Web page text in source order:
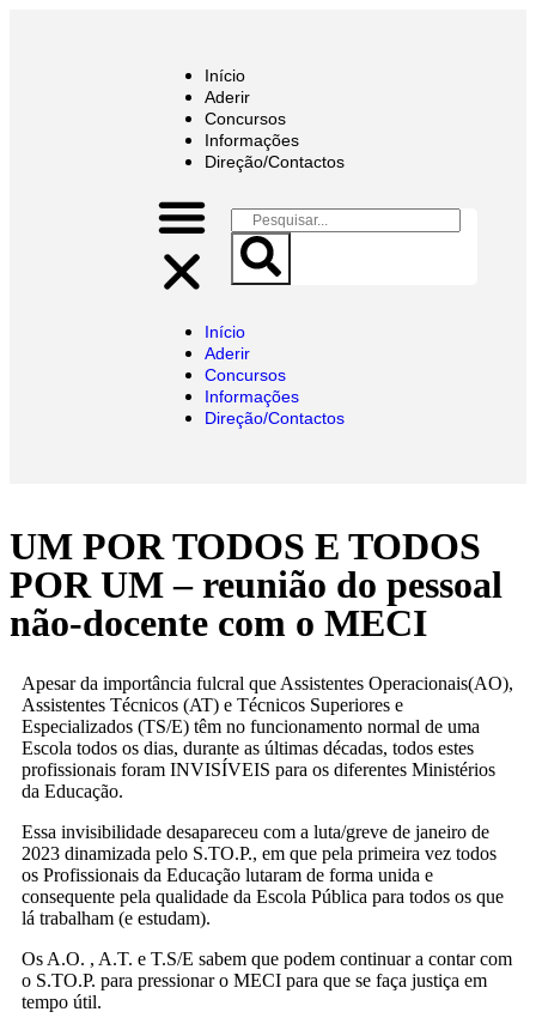
Início
Aderir
Concursos
Informações
Direção/Contactos
Início
Aderir
Concursos
Informações
Direção/Contactos
UM POR TODOS E TODOS
POR UM – reunião do pessoal
não-docente com o MECI
Apesar da importância fulcral que Assistentes Operacionais(AO),
Assistentes Técnicos (AT) e Técnicos Superiores e
Especializados (TS/E) têm no funcionamento normal de uma
Escola todos os dias, durante as últimas décadas, todos estes
profissionais foram INVISÍVEIS para os diferentes Ministérios
da Educação.
Essa invisibilidade desapareceu com a luta/greve de janeiro de
2023 dinamizada pelo S.TO.P., em que pela primeira vez todos
os Profissionais da Educação lutaram de forma unida e
consequente pela qualidade da Escola Pública para todos os que
lá trabalham (e estudam).
Os A.O. , A.T. e T.S/E sabem que podem continuar a contar com
o S.TO.P. para pressionar o MECI para que se faça justiça em
tempo útil.